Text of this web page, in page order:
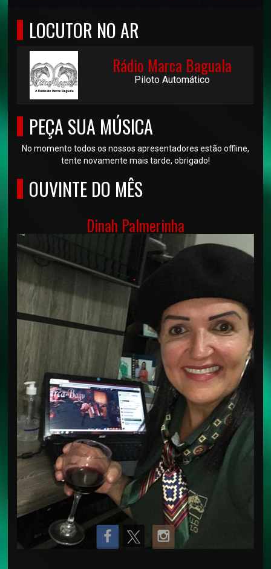
LOCUTOR NO AR
Rádio Marca Baguala
Piloto Automático
PEÇA SUA MÚSICA
No momento todos os nossos apresentadores estão offline,
tente novamente mais tarde, obrigado!
OUVINTE DO MÊS
Dinah Palmerinha